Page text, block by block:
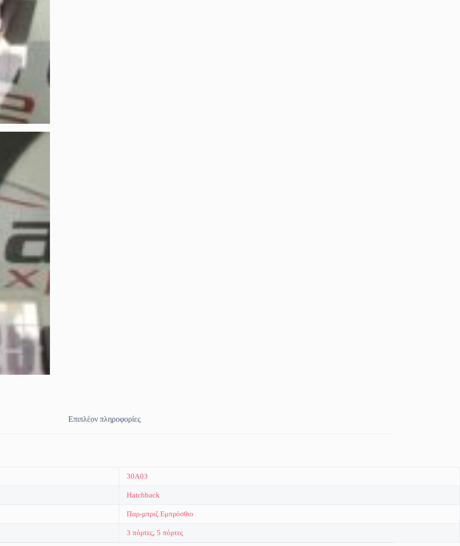
Επιπλέον πληροφορίες
30A03
Hatchback
Παρ-μπριζ Εμπρόσθιο
3 πόρτες, 5 πόρτες